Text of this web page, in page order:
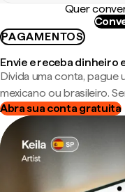
Quer
PAGAMENTOS
Envie e receba dinheiro
Divida uma conta, pague
mexicano ou brasileiro.
Abra sua conta gratuita